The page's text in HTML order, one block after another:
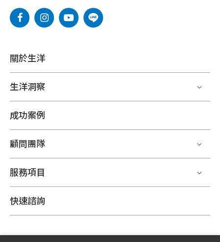
關於生洋
生洋洞察
成功案例
顧問團隊
服務項目
快速諮詢